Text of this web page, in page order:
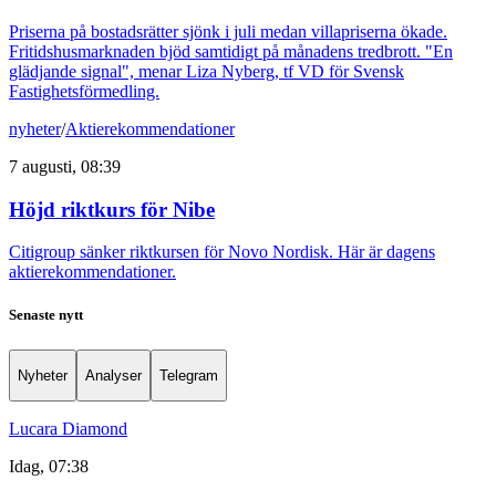
Priserna på bostadsrätter sjönk i juli medan villapriserna ökade.
Fritidshusmarknaden bjöd samtidigt på månadens tredbrott. "En
glädjande signal", menar Liza Nyberg, tf VD för Svensk
Fastighetsförmedling.
nyheter/Aktierekommendationer
7 augusti, 08:39
Höjd riktkurs för Nibe
Citigroup sänker riktkursen för Novo Nordisk. Här är dagens
aktierekommendationer.
Senaste nytt
Nyheter Analyser Telegram
Lucara Diamond
Idag, 07:38